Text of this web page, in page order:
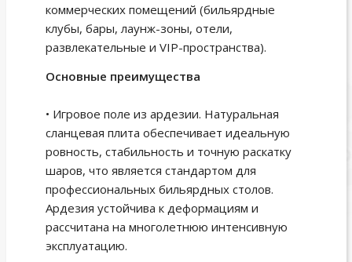
коммерческих помещений (бильярдные
клубы, бары, лаунж-зоны, отели,
развлекательные и VIP-пространства).
Основные преимущества
• Игровое поле из ардезии. Натуральная
сланцевая плита обеспечивает идеальную
ровность, стабильность и точную раскатку
шаров, что является стандартом для
профессиональных бильярдных столов.
Ардезия устойчива к деформациям и
рассчитана на многолетнюю интенсивную
эксплуатацию.